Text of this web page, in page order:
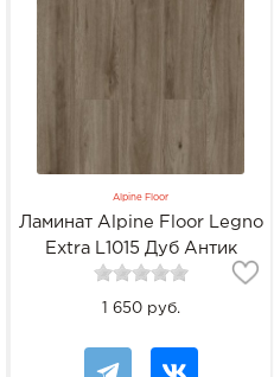
Alpine Floor
Ламинат Alpine Floor Legno
Extra L1015 Дуб Антик
1 650 руб.